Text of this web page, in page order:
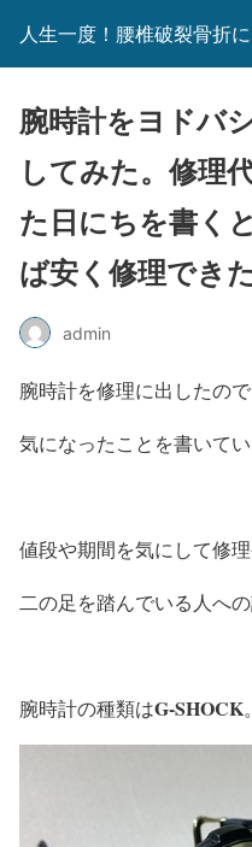
人生一度！腰椎破裂骨折
腕時計をヨドバ
してみた。修理
た日にちを書く
ば安く修理でき
admin
腕時計を修理に出したので
気になったことを書いてい
値段や期間を気にして修
二の足を踏んでいる人への
腕時計の種類はG-SHOCK。